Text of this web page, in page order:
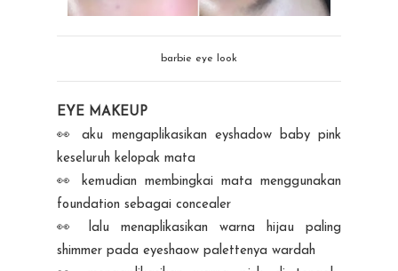
barbie eye look
EYE MAKEUP
👀 aku mengaplikasikan eyshadow baby pink
keseluruh kelopak mata
👀 kemudian membingkai mata menggunakan
foundation sebagai concealer
👀 lalu menaplikasikan warna hijau paling
shimmer pada eyeshaow palettenya wardah